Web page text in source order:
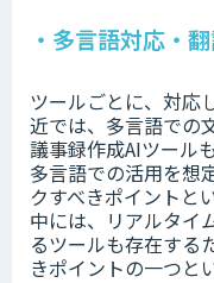
・多言語対応・
ツールごとに、対応
近では、多言語での
議事録作成AIツール
多言語での活用を想
クすべきポイントと
中には、リアルタイ
るツールも存在する
きポイントの一つと